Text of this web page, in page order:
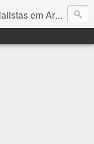
- Mato Grosso